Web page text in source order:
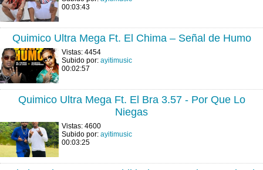
00:03:43
Quimico Ultra Mega Ft. El Chima – Señal de Humo
Vistas: 4454
Subido por: ayitimusic
00:02:57
Quimico Ultra Mega Ft. El Bra 3.57 - Por Que Lo
Niegas
Vistas: 4600
Subido por: ayitimusic
00:03:25